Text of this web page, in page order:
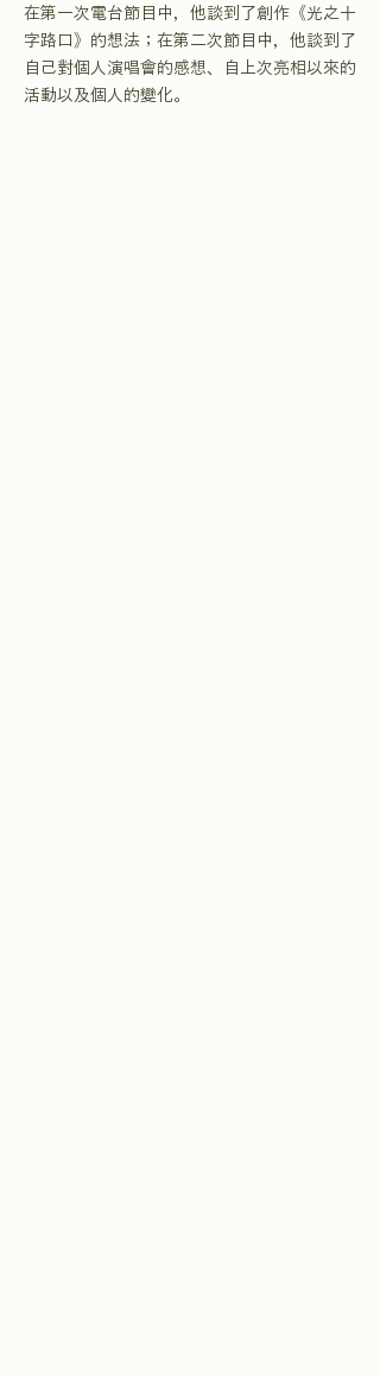
在第一次電台節目中，他談到了創作《光之十
字路口》的想法；在第二次節目中，他談到了
自己對個人演唱會的感想、自上次亮相以來的
活動以及個人的變化。